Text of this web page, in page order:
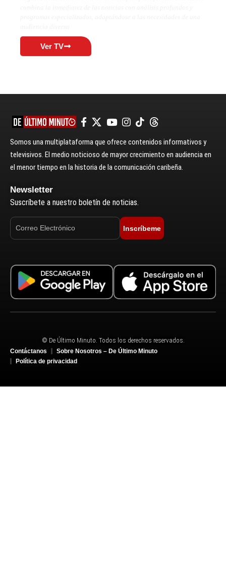
Ver TV
Somos una multiplataforma que ofrece contenidos informativos y
televisivos. El medio noticioso de mayor crecimiento en audiencia en
el menor tiempo en la historia de la comunicación caribeña.
Newsletter
Suscríbete a nuestro boletín de noticias.
Inscríbeme
© De Último Minuto. Todos los derechos reservados.
Contáctanos
Sobre Nosotros – De Último Minuto
Política de privacidad